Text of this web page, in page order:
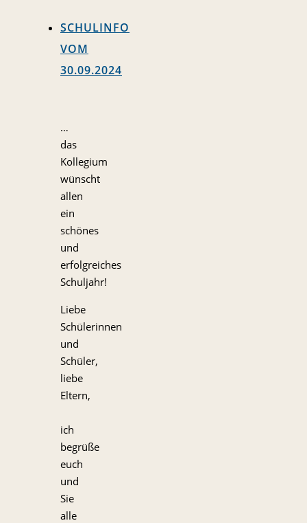
SCHULINFO
VOM
30.09.2024
…
das
Kollegium
wünscht
allen
ein
schönes
und
erfolgreiches
Schuljahr!
Liebe
Schülerinnen
und
Schüler,
liebe
Eltern,
ich
begrüße
euch
und
Sie
alle